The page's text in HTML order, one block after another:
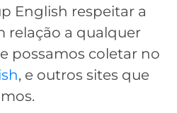
English respeitar a
relação a qualquer
possamos coletar no
, e outros sites que